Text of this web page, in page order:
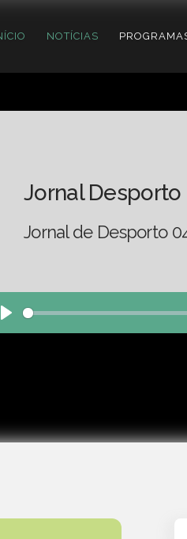
NOTÍCIAS
Jornal Desporto
Jornal de Desporto
Play